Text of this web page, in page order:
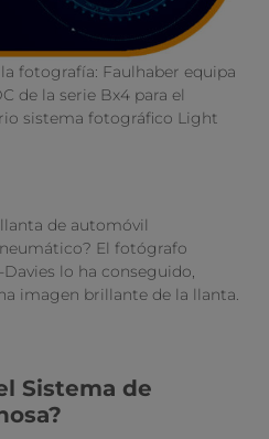
fotografía: Faulhaber equipa
de la serie Bx4 para el
sistema fotográfico Light
de automóvil
El fotógrafo
lo ha conseguido,
imagen brillante de la llanta.
Sistema de